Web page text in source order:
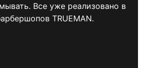
Все уже реализовано в
TRUEMAN.